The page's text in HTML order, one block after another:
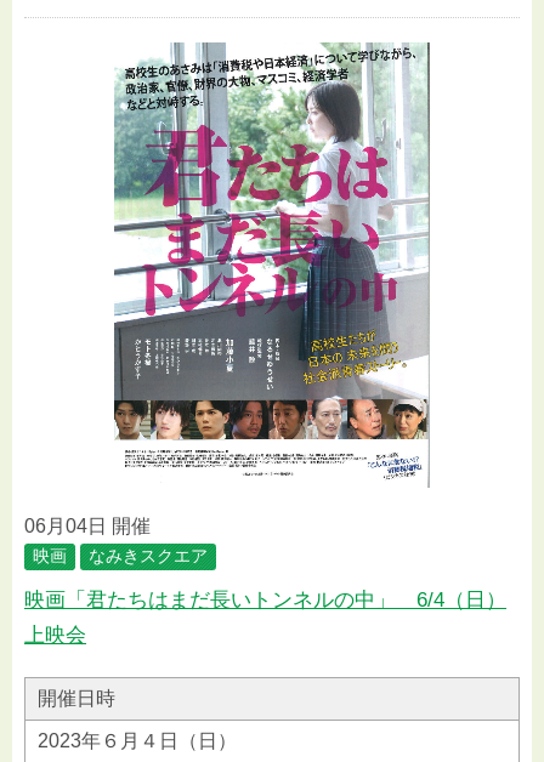
06月04日 開催
映画 なみきスクエア
映画「君たちはまだ長いトンネルの中」 6/4（日）
上映会
開催日時
2023年６月４日（日）